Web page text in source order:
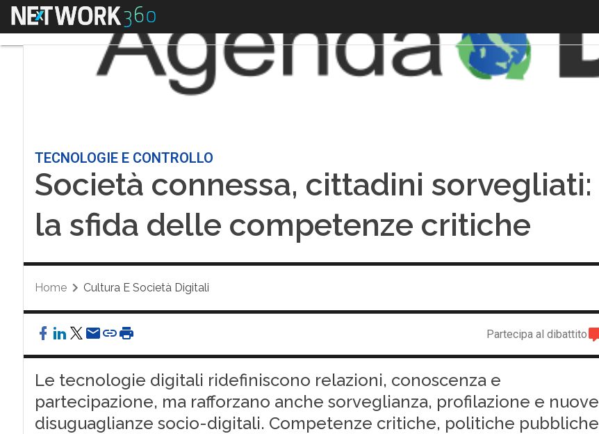
Menu
TECNOLOGIE E CONTROLLO
Società connessa, cittadini sorvegliati:
la sfida delle competenze critiche
Home Cultura E Società Digitali
Partecipa al dibattito
Le tecnologie digitali ridefiniscono relazioni, conoscenza e
partecipazione, ma rafforzano anche sorveglianza, profilazione e nuove
disuguaglianze socio-digitali. Competenze critiche, politiche pubbliche